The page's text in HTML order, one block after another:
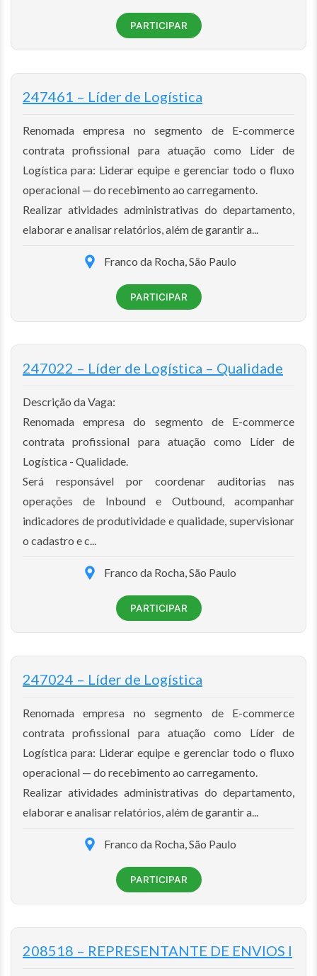
PARTICIPAR
247461 – Líder de Logística
Renomada empresa no segmento de E-commerce
contrata profissional para atuação como Líder de
Logística para: Liderar equipe e gerenciar todo o fluxo
operacional — do recebimento ao carregamento.
Realizar atividades administrativas do departamento,
elaborar e analisar relatórios, além de garantir a...
Franco da Rocha, São Paulo
PARTICIPAR
247022 – Líder de Logística – Qualidade
Descrição da Vaga:
Renomada empresa do segmento de E-commerce
contrata profissional para atuação como Líder de
Logística - Qualidade.
Será responsável por coordenar auditorias nas
operações de Inbound e Outbound, acompanhar
indicadores de produtividade e qualidade, supervisionar
o cadastro e c...
Franco da Rocha, São Paulo
PARTICIPAR
247024 – Líder de Logística
Renomada empresa no segmento de E-commerce
contrata profissional para atuação como Líder de
Logística para: Liderar equipe e gerenciar todo o fluxo
operacional — do recebimento ao carregamento.
Realizar atividades administrativas do departamento,
elaborar e analisar relatórios, além de garantir a...
Franco da Rocha, São Paulo
PARTICIPAR
208518 – REPRESENTANTE DE ENVIOS I